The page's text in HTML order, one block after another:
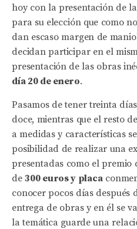
hoy con la presentación de
para su elección que como
dan escaso margen de
decidan participar en el
presentación de las obras
día 20 de enero.
Pasamos de tener treinta
doce, mientras que el resto
a medidas y características
posibilidad de realizar una
presentadas como el premio
de 300 euros y placa
conocer pocos días después
entrega de obras y en él se
la temática guarde una